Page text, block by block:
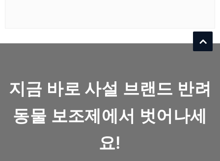
지금 바로 사설 브랜드 반려
동물 보조제에서 벗어나세
요!